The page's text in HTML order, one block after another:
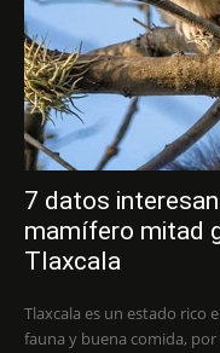
7 datos
mamífero mitad
Tlaxcala
Tlaxcala es un estado rico
fauna y buena comida,